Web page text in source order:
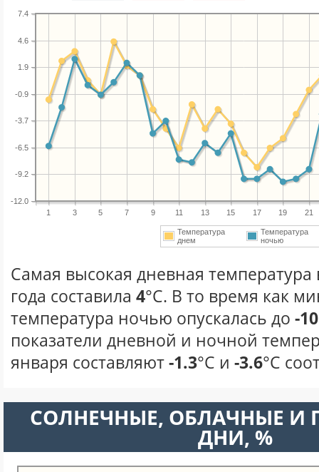
1 3 5 7 9 11 13 15 17 19 21
-12.0
-9.2
-6.5
-3.7
-0.9
1.9
4.6
7.4
Температура
днем
Температура
ночью
Самая высокая дневная температура
года составила 4°С. В то время как
температура ночью опускалась до -10
показатели дневной и ночной
января составляют-1.3°С и -3.6°С
CОЛНЕЧНЫЕ, ОБЛАЧНЫЕ И
ДНИ, %